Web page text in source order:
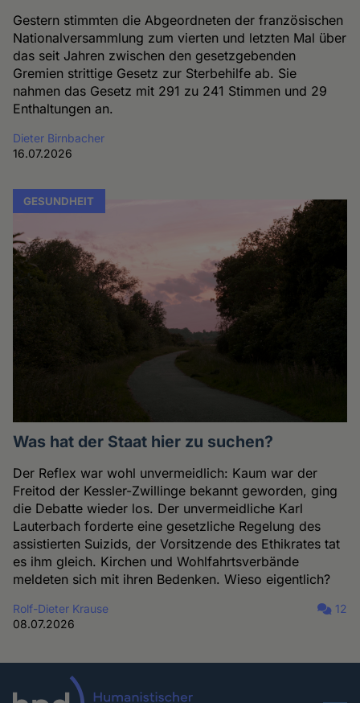
Gestern stimmten die Abgeordneten der französischen
Nationalversammlung zum vierten und letzten Mal über
das seit Jahren zwischen den gesetzgebenden
Gremien strittige Gesetz zur Sterbehilfe ab. Sie
nahmen das Gesetz mit 291 zu 241 Stimmen und 29
Enthaltungen an.
Dieter Birnbacher
16.07.2026
GESUNDHEIT
Was hat der Staat hier zu suchen?
Der Reflex war wohl unvermeidlich: Kaum war der
Freitod der Kessler-Zwillinge bekannt geworden, ging
die Debatte wieder los. Der unvermeidliche Karl
Lauterbach forderte eine gesetzliche Regelung des
assistierten Suizids, der Vorsitzende des Ethikrates tat
es ihm gleich. Kirchen und Wohlfahrtsverbände
meldeten sich mit ihren Bedenken. Wieso eigentlich?
Rolf-Dieter Krause
08.07.2026
12